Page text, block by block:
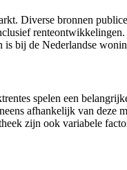
Diverse bronnen
is bij de Nederlandse
spelen een
afhankelijk van deze
zijn ook variabele